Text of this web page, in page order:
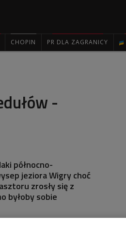
CHOPIN PR DLA ZAGRANICY
-
północno-
jeziora Wigry choć
zrosły się z
byłoby sobie